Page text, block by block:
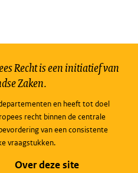
Recht is een initiatief van
Zaken.
en heeft tot doel
recht binnen de centrale
van een consistente
vraagstukken.
Over deze site